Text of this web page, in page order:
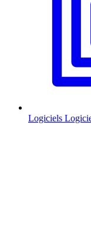
Logiciels